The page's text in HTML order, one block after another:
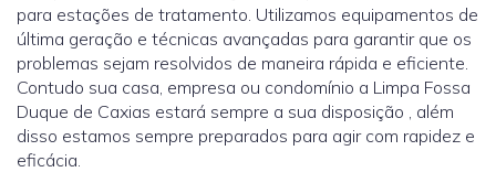
para estações de tratamento. Utilizamos equipamentos de
última geração e técnicas avançadas para garantir que os
problemas sejam resolvidos de maneira rápida e eficiente.
Contudo sua casa, empresa ou condomínio a Limpa Fossa
Duque de Caxias estará sempre a sua disposição , além
disso estamos sempre preparados para agir com rapidez e
eficácia.